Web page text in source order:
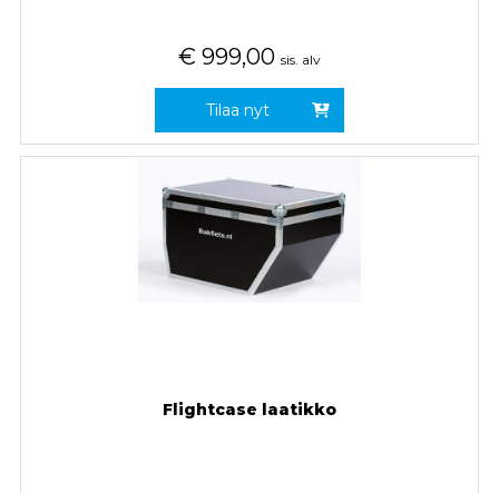
€ 999,00 sis. alv
Tilaa nyt
Flightcase laatikko